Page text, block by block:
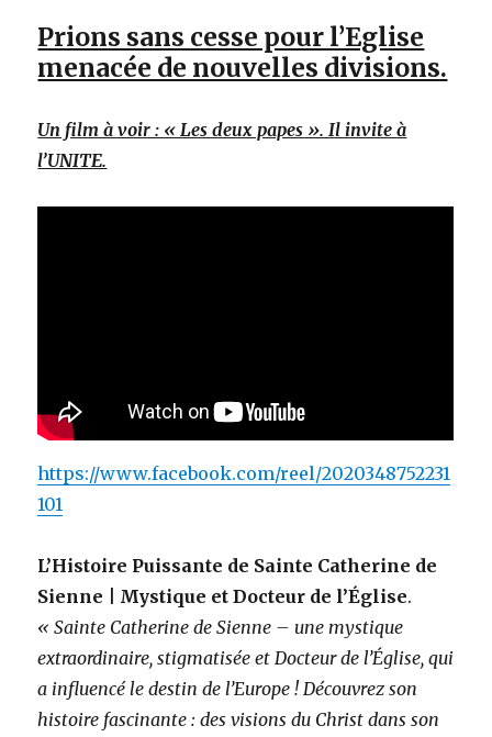
Prions sans cesse pour l’Eglise
menacée de nouvelles divisions.
Un film à voir : « Les deux papes ». Il invite à
l’UNITE.
https://www.facebook.com/reel/2020348752231
101
L’Histoire Puissante de Sainte Catherine de
Sienne | Mystique et Docteur de l’Église.
« Sainte Catherine de Sienne – une mystique
extraordinaire, stigmatisée et Docteur de l’Église, qui
a influencé le destin de l’Europe ! Découvrez son
histoire fascinante : des visions du Christ dans son